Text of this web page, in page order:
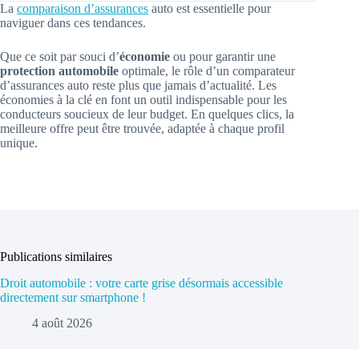
La comparaison d’assurances auto est essentielle pour
naviguer dans ces tendances.
Que ce soit par souci d’économie ou pour garantir une
protection automobile optimale, le rôle d’un comparateur
d’assurances auto reste plus que jamais d’actualité. Les
économies à la clé en font un outil indispensable pour les
conducteurs soucieux de leur budget. En quelques clics, la
meilleure offre peut être trouvée, adaptée à chaque profil
unique.
Publications similaires
Droit automobile : votre carte grise désormais accessible
directement sur smartphone !
4 août 2026